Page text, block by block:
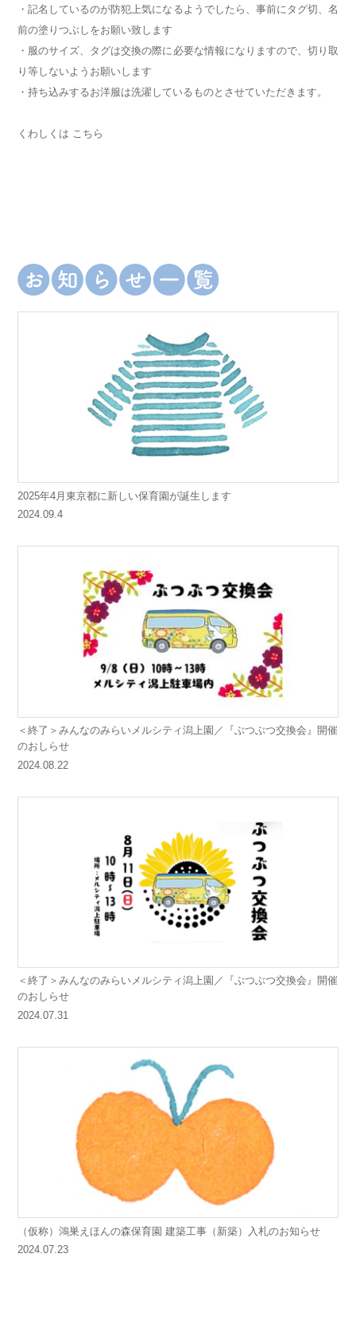
・記名しているのが防犯上気になるようでしたら、事前にタグ切、名
前の塗りつぶしをお願い致します
・服のサイズ、タグは交換の際に必要な情報になりますので、切り取
り等しないようお願いします
・持ち込みするお洋服は洗濯しているものとさせていただきます。
くわしくは こちら
2025年4月東京都に新しい保育園が誕生します
2024.09.4
＜終了＞みんなのみらいメルシティ潟上園／『ぶつぶつ交換会』開催
のおしらせ
2024.08.22
＜終了＞みんなのみらいメルシティ潟上園／『ぶつぶつ交換会』開催
のおしらせ
2024.07.31
（仮称）鴻巣えほんの森保育園 建築工事（新築）入札のお知らせ
2024.07.23